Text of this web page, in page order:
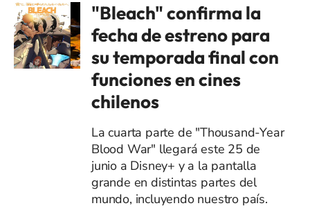
"Bleach" confirma la
fecha de estreno para
su temporada final con
funciones en cines
chilenos
La cuarta parte de "Thousand-Year
Blood War" llegará este 25 de
junio a Disney+ y a la pantalla
grande en distintas partes del
mundo, incluyendo nuestro país.